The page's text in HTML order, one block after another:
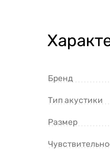
Бренд
Тип акустики
Размер